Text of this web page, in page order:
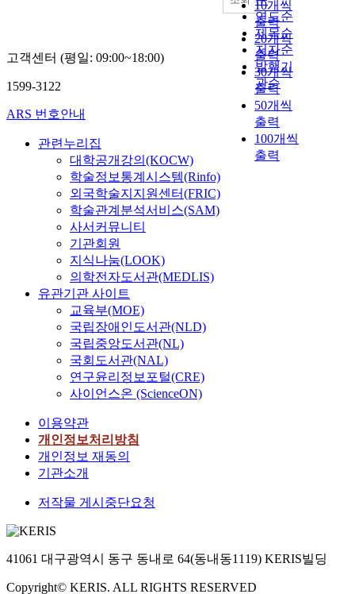
연도순
제목순
저자순
발행기
관순
10개씩
출력
20개씩
출력
30개씩
출력
50개씩
출력
100개씩
출력
고객센터 (평일: 09:00~18:00)
1599-3122
ARS 번호안내
관련누리집
대학공개강의(KOCW)
학술정보통계시스템(Rinfo)
외국학술지지원센터(FRIC)
학술관계분석서비스(SAM)
사서커뮤니티
기관회원
지식나눔(LOOK)
의학전자도서관(MEDLIS)
유관기관 사이트
교육부(MOE)
국립장애인도서관(NLD)
국립중앙도서관(NL)
국회도서관(NAL)
연구윤리정보포털(CRE)
사이언스온 (ScienceON)
이용약관
개인정보처리방침
개인정보 재동의
기관소개
저작물 게시중단요청
41061 대구광역시 동구 동내로 64(동내동1119) KERIS빌딩
Copyright© KERIS. ALL RIGHTS RESERVED